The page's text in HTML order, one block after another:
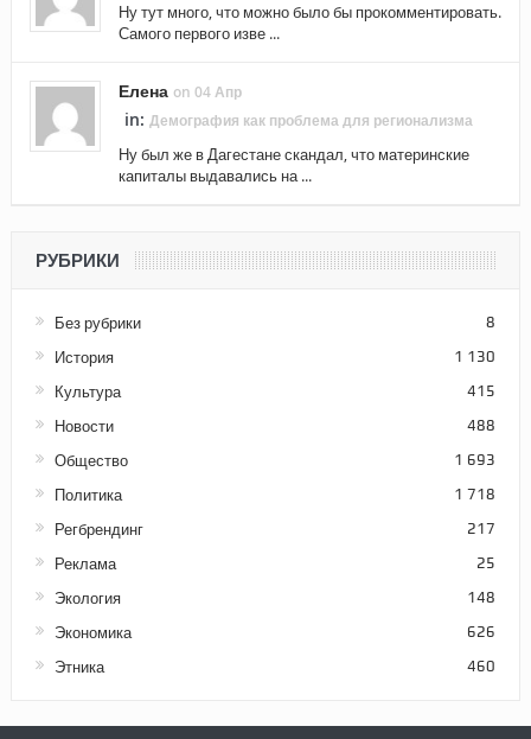
Ну тут много, что можно было бы прокомментировать.
Самого первого изве ...
Елена on 04 Апр
in: Демография как проблема для регионализма
Ну был же в Дагестане скандал, что материнские
капиталы выдавались на ...
РУБРИКИ
Без рубрики 8
История 1 130
Культура 415
Новости 488
Общество 1 693
Политика 1 718
Регбрендинг 217
Реклама 25
Экология 148
Экономика 626
Этника 460